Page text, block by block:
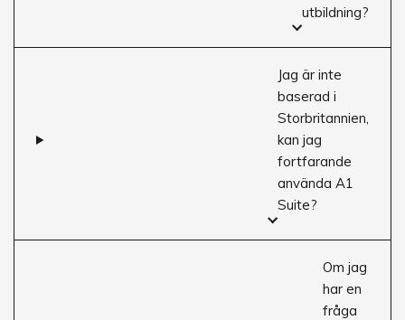
utbildning?
Jag är inte
baserad i
Storbritannien,
kan jag
fortfarande
använda A1
Suite?
Om jag
har en
fråga